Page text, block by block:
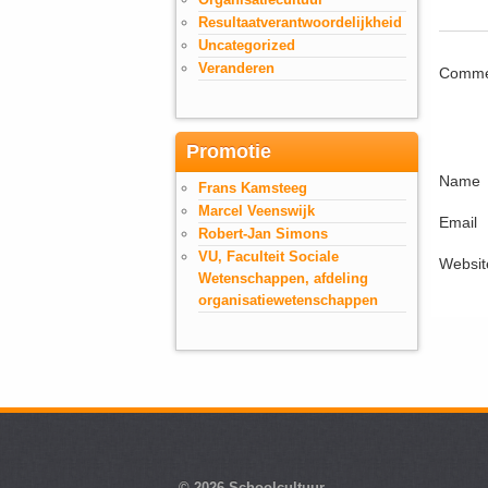
Name
Email
Resultaatverantwoordelijkheid
Uncategorized
Veranderen
Promotie
Frans Kamsteeg
Marcel Veenswijk
Robert-Jan Simons
VU, Faculteit Sociale
Wetenschappen, afdeling
organisatiewetenschappen